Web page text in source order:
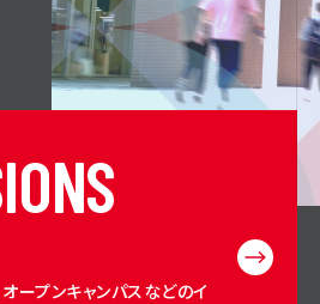
IONS
ープンキャンパスなどのイ